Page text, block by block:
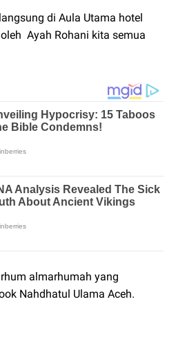
di Aula Utama hotel
Ayah Rohani kita semua
almarhumah yang
Nahdhatul Ulama Aceh.